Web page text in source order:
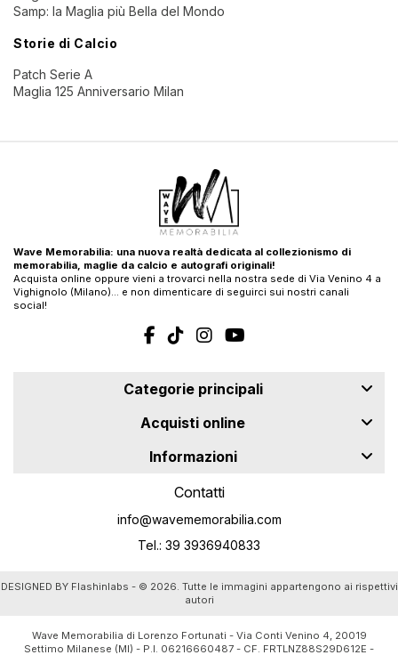
Samp: la Maglia più Bella del Mondo
Storie di Calcio
Patch Serie A
Maglia 125 Anniversario Milan
Wave Memorabilia: una nuova realtà dedicata al collezionismo di
memorabilia, maglie da calcio e autografi originali!
Acquista online oppure vieni a trovarci nella nostra sede di Via Venino 4 a
Vighignolo (Milano)… e non dimenticare di seguirci sui nostri canali
social!
Categorie principali
Acquisti online
Informazioni
Contatti
info@wavememorabilia.com
Tel.: 39 3936940833
DESIGNED BY Flashinlabs - © 2026. Tutte le immagini appartengono ai rispettivi
autori
Wave Memorabilia di Lorenzo Fortunati - Via Conti Venino 4, 20019
Settimo Milanese (MI) - P.I. 06216660487 - CF. FRTLNZ88S29D612E -